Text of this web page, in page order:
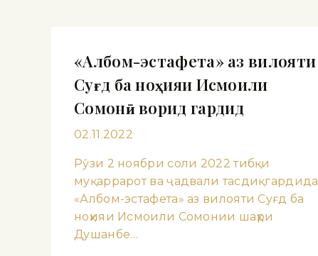
«Албом-эстафета» аз вилояти
Суғд ба ноҳияи Исмоили
Сомонӣ ворид гардид
02.11.2022
Рӯзи 2 ноябри соли 2022 тибқи
муқаррарот ва ҷадвали тасдиқгардида
«Албом-эстафета» аз вилояти Суғд ба
ноҳияи Исмоили Сомонии шаҳри
Душанбе…